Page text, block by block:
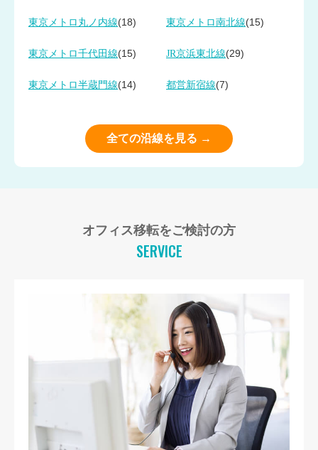
東京メトロ丸ノ内線(18) 東京メトロ南北線(15)
東京メトロ千代田線(15) JR京浜東北線(29)
東京メトロ半蔵門線(14) 都営新宿線(7)
全ての沿線を見る →
オフィス移転をご検討の方
SERVICE